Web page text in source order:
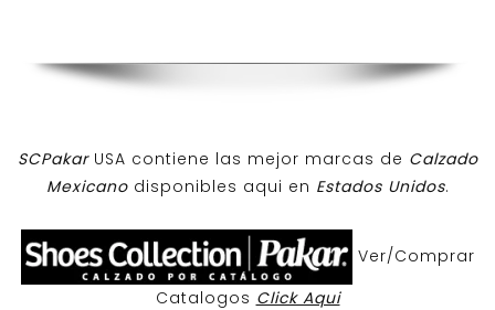
SCPakar USA contiene las mejor marcas de Calzado
Mexicanodisponibles aqui en Estados Unidos.
Ver/Comprar
Catalogos Click Aqui